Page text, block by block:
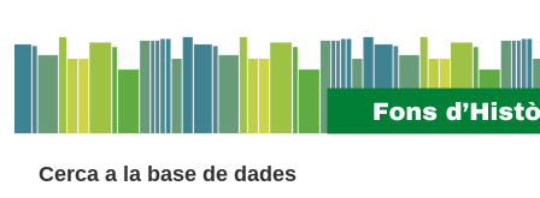
Cerca a la base de dades